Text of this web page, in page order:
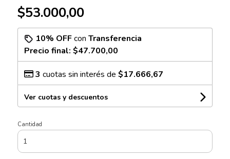
$53.000,00
10% OFFcon Transferencia
Precio final: $47.700,00
3 cuotas sin interés de $17.666,67
Ver cuotas y descuentos
Cantidad